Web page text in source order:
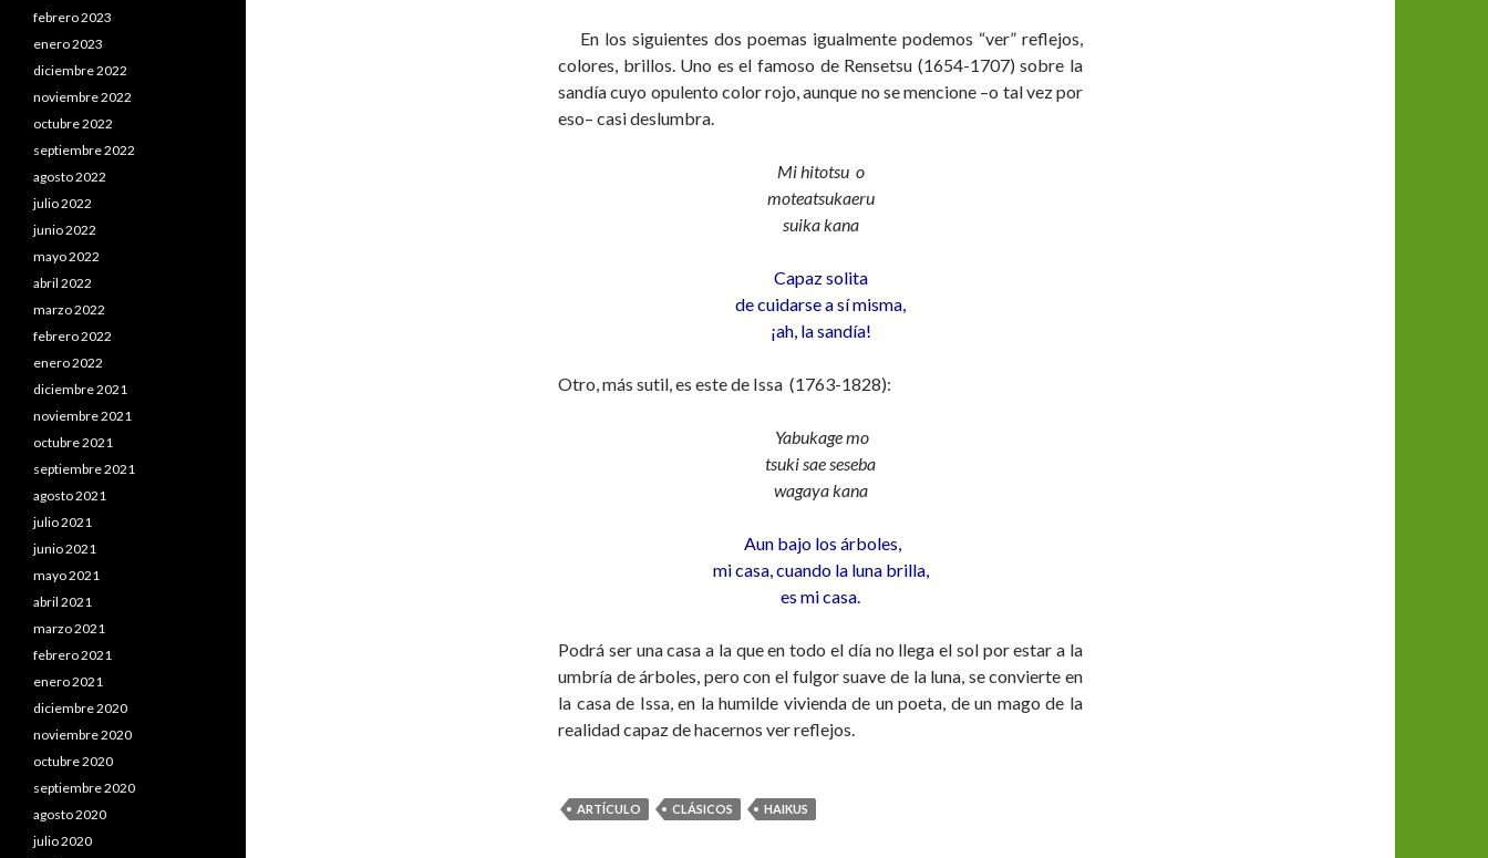
En los siguientes dos poemas igualmente podemos “ver” reflejos,
colores, brillos. Uno es el famoso de Rensetsu (1654-1707) sobre la
sandía cuyo opulento color rojo, aunque no se mencione –o tal vez por
eso– casi deslumbra.
Mi hitotsu o
moteatsukaeru
suika kana
Capaz solita
de cuidarse a sí misma,
¡ah, la sandía!
Otro, más sutil, es este de Issa (1763-1828):
Yabukage mo
tsuki sae seseba
wagaya kana
Aun bajo los árboles,
mi casa, cuando la luna brilla,
es mi casa.
Podrá ser una casa a la que en todo el día no llega el sol por estar a la
umbría de árboles, pero con el fulgor suave de la luna, se convierte en
la casa de Issa, en la humilde vivienda de un poeta, de un mago de la
realidad capaz de hacernos ver reflejos.
ARTÍCULO CLÁSICOS HAIKUS
febrero 2023
enero 2023
diciembre 2022
noviembre 2022
octubre 2022
septiembre 2022
agosto 2022
julio 2022
junio 2022
mayo 2022
abril 2022
marzo 2022
febrero 2022
enero 2022
diciembre 2021
noviembre 2021
octubre 2021
septiembre 2021
agosto 2021
julio 2021
junio 2021
mayo 2021
abril 2021
marzo 2021
febrero 2021
enero 2021
diciembre 2020
noviembre 2020
octubre 2020
septiembre 2020
agosto 2020
julio 2020